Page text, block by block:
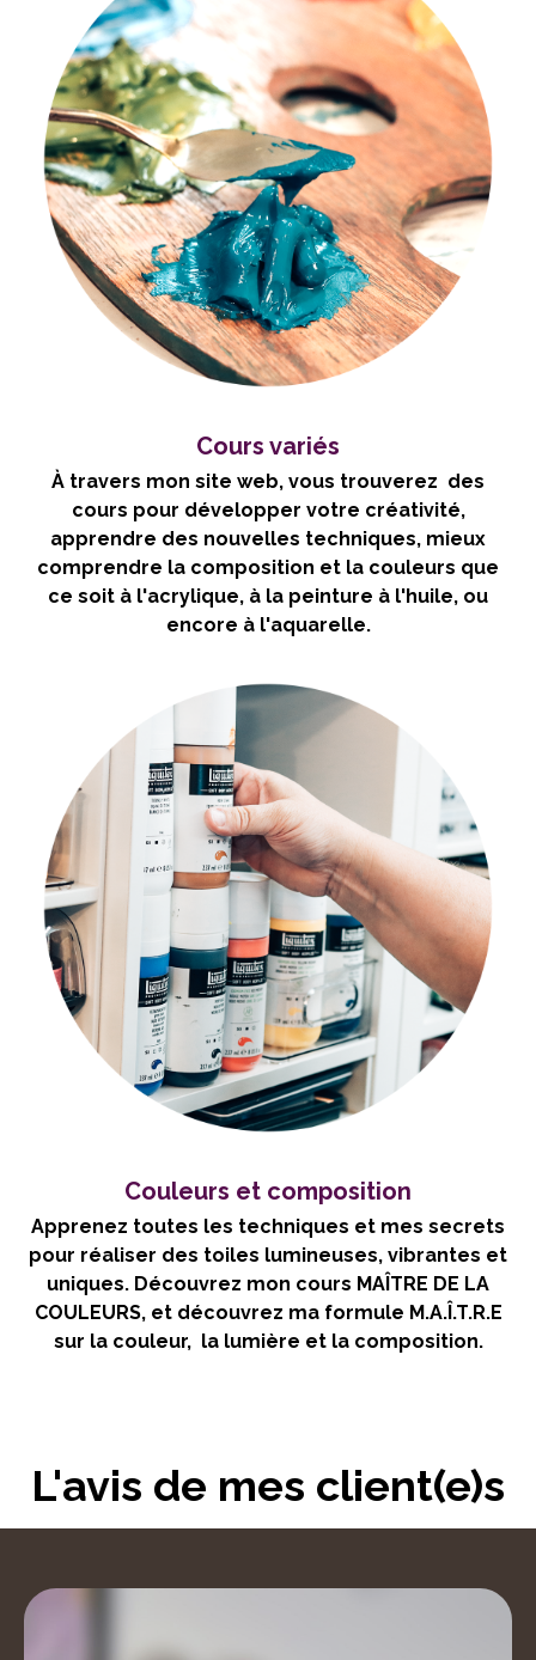
Cours variés
À travers mon site web, vous trouverez des
cours pour développer votre créativité,
apprendre des nouvelles techniques, mieux
comprendre la composition et la couleurs que
ce soit à l'acrylique, à la peinture à l'huile, ou
encore à l'aquarelle.
Couleurs et composition
Apprenez toutes les techniques et mes secrets
pour réaliser des toiles lumineuses, vibrantes et
uniques. Découvrez mon cours MAÎTRE DE LA
COULEURS, et découvrez ma formule M.A.Î.T.R.E
sur la couleur, la lumière et la composition.
L'avis de mes client(e)s